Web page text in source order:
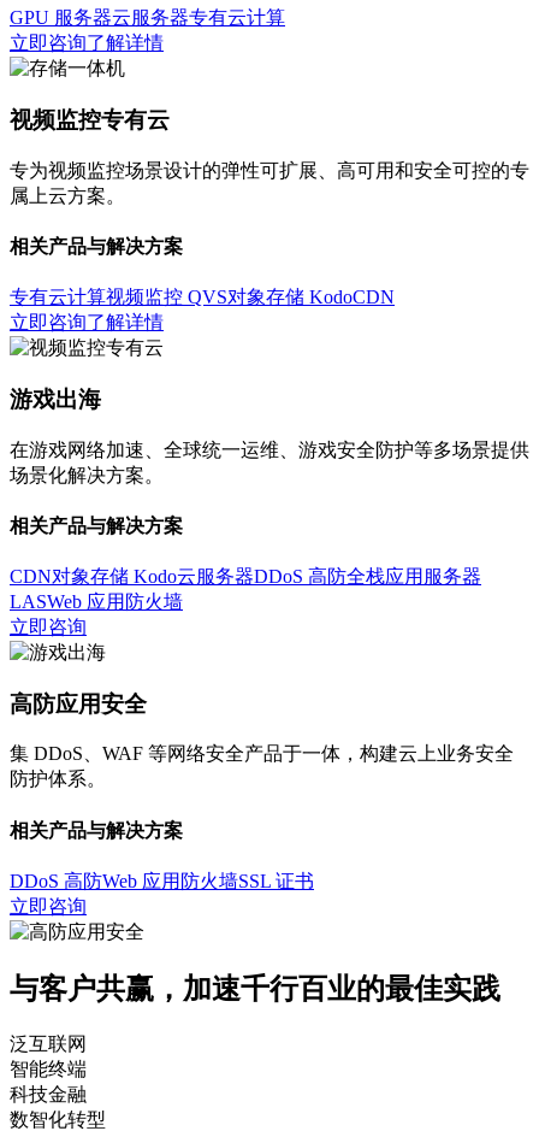
GPU 服务器云服务器专有云计算
立即咨询了解详情
视频监控专有云
专为视频监控场景设计的弹性可扩展、高可用和安全可控的专
属上云方案。
相关产品与解决方案
专有云计算视频监控 QVS对象存储 KodoCDN
立即咨询了解详情
游戏出海
在游戏网络加速、全球统一运维、游戏安全防护等多场景提供
场景化解决方案。
相关产品与解决方案
CDN对象存储 Kodo云服务器DDoS 高防全栈应用服务器
LASWeb 应用防火墙
立即咨询
高防应用安全
集 DDoS、WAF 等网络安全产品于一体，构建云上业务安全
防护体系。
相关产品与解决方案
DDoS 高防Web 应用防火墙SSL 证书
立即咨询
与客户共赢，加速千行百业的最佳实践
泛互联网
智能终端
科技金融
数智化转型